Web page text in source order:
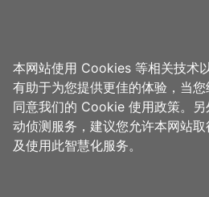
首页 > 想去的地方 > 住宿 > 旅馆与民宿
以琳商务旅馆
本网站使用 Cookies 等相关技术
有助于为您提供更佳的体验，当
同意我们的 Cookie 使用政策。
动侦测服务，建议您允许本网站
及使用此智慧化服务。